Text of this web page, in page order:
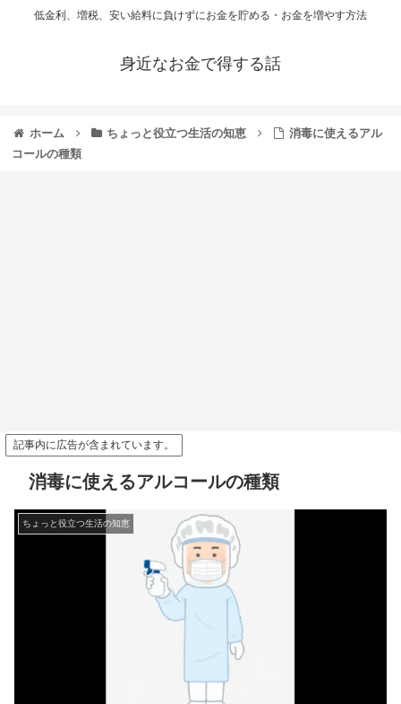
低金利、増税、安い給料に負けずにお金を貯める・お金を増やす方法
身近なお金で得する話
ホーム ちょっと役立つ生活の知恵
消毒に使えるアル
コールの種類
記事内に広告が含まれています。
消毒に使えるアルコールの種類
ちょっと役立つ生活の知恵